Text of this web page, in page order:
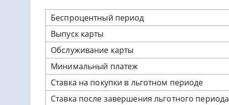
Беспроцентный период
Выпуск карты
Обслуживание карты
Минимальный платеж
Ставка на покупки в льготном периоде
Ставка после завершения льготного периода